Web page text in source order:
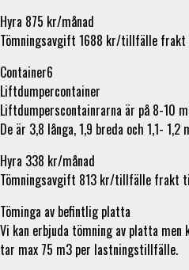
Hyra 875 kr/månad
Tömningsavgift 1688 kr/tillfälle
Container6
Liftdumpercontainer
Liftdumperscontainrarna är på 8-10
De är 3,8 långa, 1,9 breda och 1,1- 1,2
Hyra 338 kr/månad
Tömningsavgift 813 kr/tillfälle frakt
Töminga av befintlig platta
Vi kan erbjuda tömning av platta
tar max 75 m3 per lastningstillfälle.